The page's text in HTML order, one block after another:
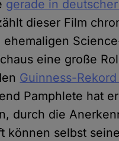
gerade in
dieser Film
eine große
Guinness-
Pamphlete hat
durch die
können selbst